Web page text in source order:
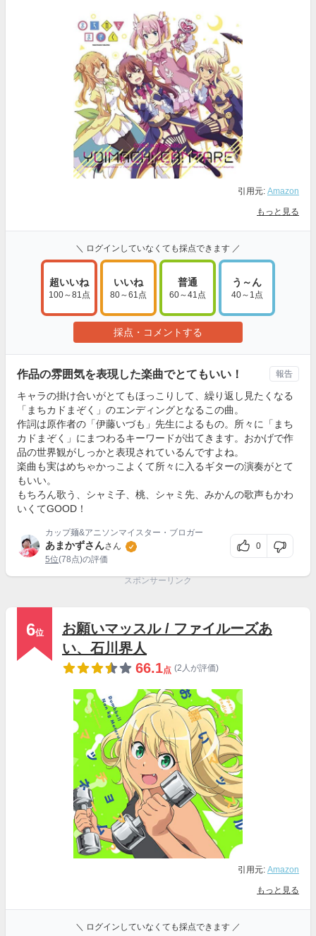
引用元: Amazon
もっと見る
＼ ログインしていなくても採点できます ／
超いいね
100～81点
いいね
80～61点
普通
60～41点
う～ん
40～1点
採点・コメントする
作品の雰囲気を表現した楽曲でとてもいい！
キャラの掛け合いがとてもほっこりして、繰り返し見たくなる
「まちカドまぞく」のエンディングとなるこの曲。
作詞は原作者の「伊藤いづも」先生によるもの。所々に「まち
カドまぞく」にまつわるキーワードが出てきます。おかげで作
品の世界観がしっかと表現されているんですよね。
楽曲も実はめちゃかっこよくて所々に入るギターの演奏がとて
もいい。
もちろん歌う、シャミ子、桃、シャミ先、みかんの歌声もかわ
いくてGOOD！
カップ麺&アニソンマイスター・ブロガー
あまかずさんさん
5位(78点)の評価
0
報告
スポンサーリンク
6位
お願いマッスル / ファイルーズあ
い、石川界人
66.1点 (2人が評価)
引用元: Amazon
もっと見る
＼ ログインしていなくても採点できます ／